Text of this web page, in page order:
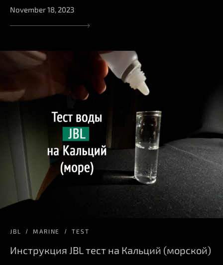
November 18, 2023
JBL MARINE TEST
Инструкция JBL тест на Кальций (морской)